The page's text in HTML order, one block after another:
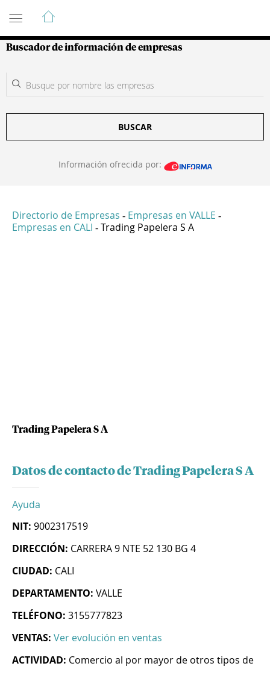
Guía de Empresas Colombianas
Buscador de información de empresas
BUSCAR
Información ofrecida por:
Directorio de Empresas - Empresas en VALLE -
Empresas en CALI - Trading Papelera S A
Trading Papelera S A
Datos de contacto de Trading Papelera S A
Ayuda
NIT: 9002317519
DIRECCIÓN: CARRERA 9 NTE 52 130 BG 4
CIUDAD: CALI
DEPARTAMENTO: VALLE
TELÉFONO: 3155777823
VENTAS: Ver evolución en ventas
ACTIVIDAD: Comercio al por mayor de otros tipos de